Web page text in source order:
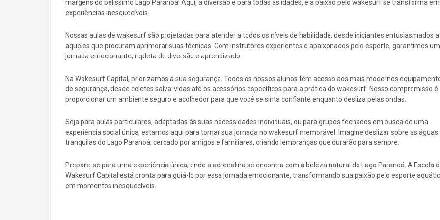
margens do belíssimo Lago Paranoá! Aqui, a diversão é para todas as idades, e a paixão pelo wakesurf se transforma em
experiências inesquecíveis.
Nossas aulas de wakesurf são projetadas para atender a todos os níveis de habilidade, desde iniciantes entusiasmados
aqueles que procuram aprimorar suas técnicas. Com instrutores experientes e apaixonados pelo esporte, garantimos
jornada emocionante, repleta de diversão e aprendizado.
Na Wakesurf Capital, priorizamos a sua segurança. Todos os nossos alunos têm acesso aos mais modernos
de segurança, desde coletes salva-vidas até os acessórios específicos para a prática do wakesurf. Nosso compromisso é
proporcionar um ambiente seguro e acolhedor para que você se sinta confiante enquanto desliza pelas ondas.
Seja para aulas particulares, adaptadas às suas necessidades individuais, ou para grupos fechados em busca de uma
experiência social única, estamos aqui para tornar sua jornada no wakesurf memorável. Imagine deslizar sobre as águas
tranquilas do Lago Paranoá, cercado por amigos e familiares, criando lembranças que durarão para sempre.
Prepare-se para uma experiência única, onde a adrenalina se encontra com a beleza natural do Lago Paranoá. A Escola
Wakesurf Capital está pronta para guiá-lo por essa jornada emocionante, transformando sua paixão pelo esporte
em momentos inesquecíveis.